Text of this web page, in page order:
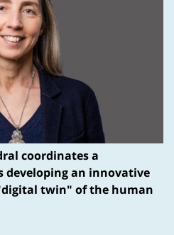
coordinates a
developing an innovative
twin" of the human